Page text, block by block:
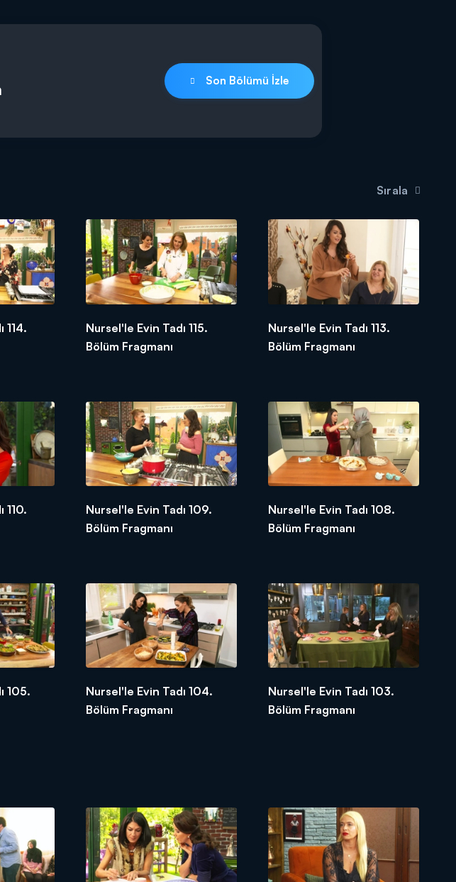
Son Bölümü İzle
Sırala
114.
Nursel'le Evin Tadı 115.
Bölüm Fragmanı
Nursel'le Evin Tadı 113.
Bölüm Fragmanı
110.
Nursel'le Evin Tadı 109.
Bölüm Fragmanı
Nursel'le Evin Tadı 108.
Bölüm Fragmanı
105.
Nursel'le Evin Tadı 104.
Bölüm Fragmanı
Nursel'le Evin Tadı 103.
Bölüm Fragmanı